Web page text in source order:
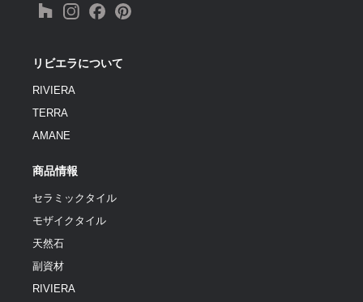
リビエラについて
RIVIERA
TERRA
AMANE
商品情報
セラミックタイル
モザイクタイル
天然石
副資材
RIVIERA